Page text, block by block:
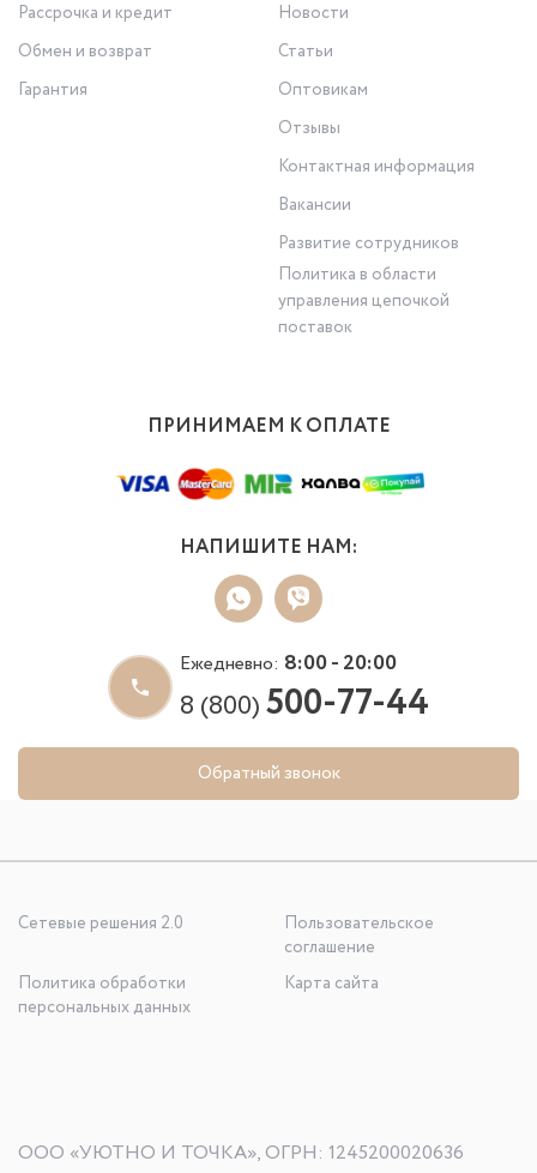
Рассрочка и кредит
Обмен и возврат
Гарантия
Новости
Статьи
Оптовикам
Отзывы
Контактная информация
Вакансии
Развитие сотрудников
Политика в области
управления цепочкой
поставок
ПРИНИМАЕМ К ОПЛАТЕ
НАПИШИТЕ НАМ:
Ежедневно: 8:00 - 20:00
8 (800)500-77-44
Обратный звонок
Сетевые решения 2.0
Пользовательское
соглашение
Политика обработки
персональных данных
Карта сайта
ООО «УЮТНО И ТОЧКА», ОГРН: 1245200020636